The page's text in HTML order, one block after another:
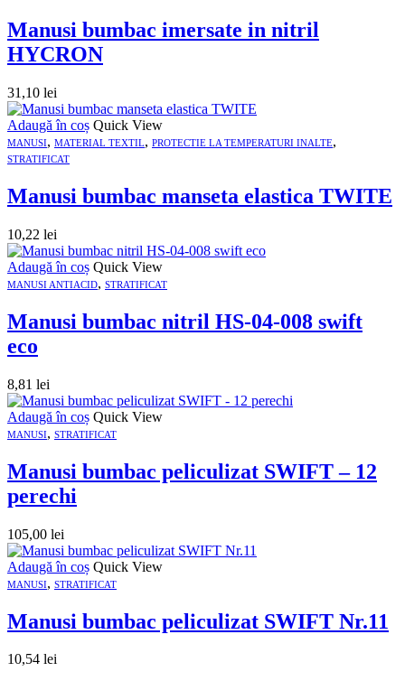
Manusi bumbac imersate in nitril
HYCRON
31,10 lei
Adaugă în coș Quick View
MANUSI, MATERIAL TEXTIL, PROTECTIE LA TEMPERATURI INALTE,
STRATIFICAT
Manusi bumbac manseta elastica TWITE
10,22 lei
Adaugă în coș Quick View
MANUSI ANTIACID, STRATIFICAT
Manusi bumbac nitril HS-04-008 swift
eco
8,81 lei
Adaugă în coș Quick View
MANUSI, STRATIFICAT
Manusi bumbac peliculizat SWIFT – 12
perechi
105,00 lei
Adaugă în coș Quick View
MANUSI, STRATIFICAT
Manusi bumbac peliculizat SWIFT Nr.11
10,54 lei